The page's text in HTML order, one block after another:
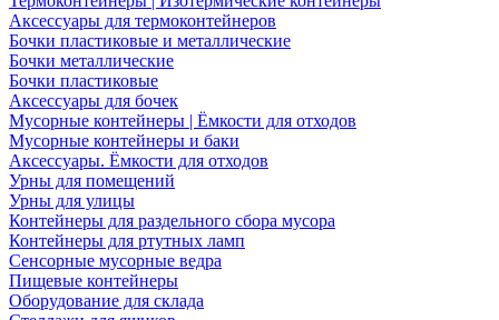
Аксессуары для термоконтейнеров
Бочки пластиковые и металлические
Бочки металлические
Бочки пластиковые
Аксессуары для бочек
Мусорные контейнеры | Ёмкости для отходов
Мусорные контейнеры и баки
Аксессуары. Ёмкости для отходов
Урны для помещений
Урны для улицы
Контейнеры для раздельного сбора мусора
Контейнеры для ртутных ламп
Сенсорные мусорные ведра
Пищевые контейнеры
Оборудование для склада